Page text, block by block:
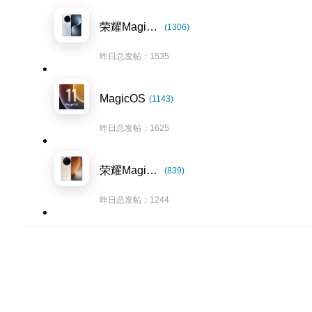
荣耀Magic7系列 (1306)
昨日总发帖：1535
MagicOS (1143)
昨日总发帖：1625
荣耀Magic8系列 (839)
昨日总发帖：1244